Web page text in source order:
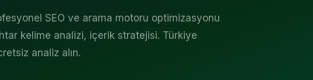
SEO ve arama motoru optimizasyonu
kelime analizi, içerik stratejisi. Türkiye
analiz alın.